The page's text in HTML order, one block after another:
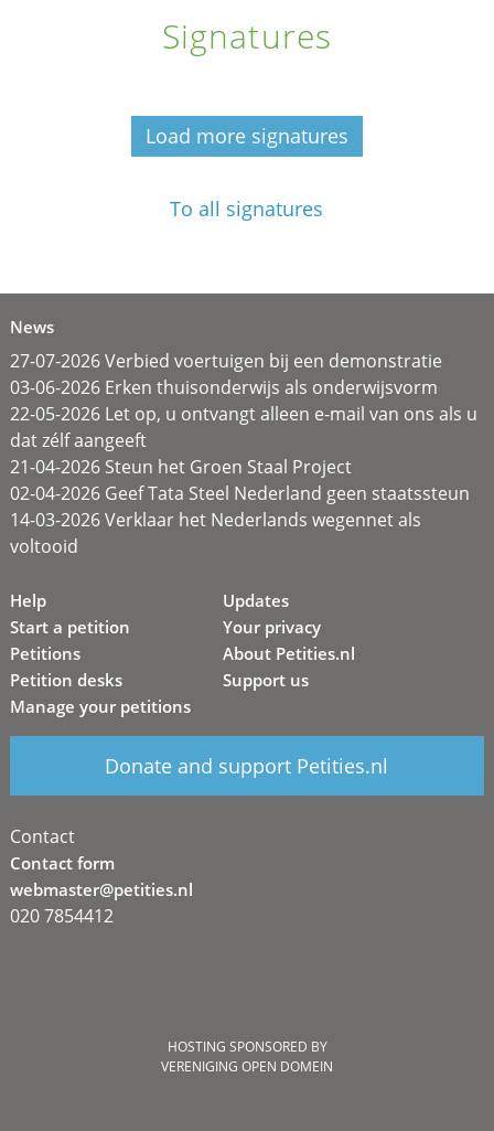
Signatures
Load more signatures
To all signatures
News
27-07-2026 Verbied voertuigen bij een demonstratie
03-06-2026 Erken thuisonderwijs als onderwijsvorm
22-05-2026 Let op, u ontvangt alleen e-mail van ons als u
dat zélf aangeeft
21-04-2026 Steun het Groen Staal Project
02-04-2026 Geef Tata Steel Nederland geen staatssteun
14-03-2026 Verklaar het Nederlands wegennet als
voltooid
Help
Start a petition
Petitions
Petition desks
Manage your petitions
Updates
Your privacy
About Petities.nl
Support us
Donate and support Petities.nl
Contact
Contact form
webmaster@petities.nl
020 7854412
HOSTING SPONSORED BY
VERENIGING OPEN DOMEIN